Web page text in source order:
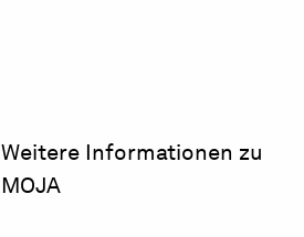
Weitere Informationen zu
MOJA